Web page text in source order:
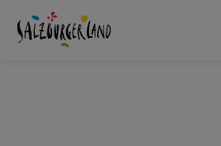
A tartalomhozAccesskey
[0]
A navigációhozAccesskey
[1]
Az oldal tetejéreAccesskey
[2]
A lábléchezAccesskey
[3]